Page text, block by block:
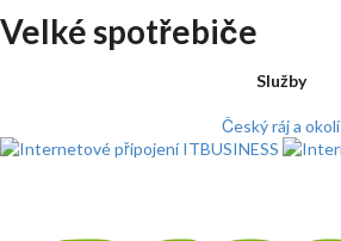
Velké spotřebiče
Služby
Český ráj a okolí